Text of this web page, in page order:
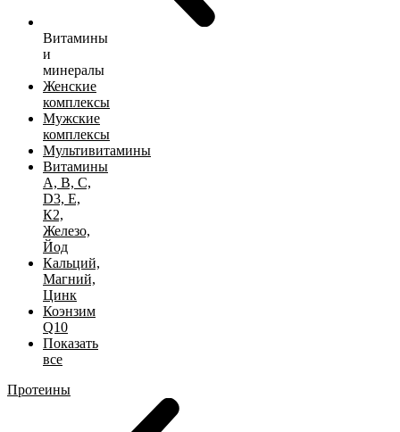
Витамины
и
минералы
Женские
комплексы
Мужские
комплексы
Мультивитамины
Витамины
А, B, C,
D3, Е,
К2,
Железо,
Йод
Кальций,
Магний,
Цинк
Коэнзим
Q10
Показать
все
Протеины